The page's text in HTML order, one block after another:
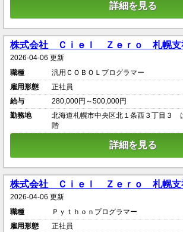
詳細を見る
株式会社 Ｃｉｅｌ Ｚｅｒｏ 札幌支
2026-04-06 更新
職種
汎用ＣＯＢＯＬプログラマー
雇用形態
正社員
給与
280,000円～500,000円
勤務地
北海道札幌市中央区北１条西３丁目３
階
詳細を見る
株式会社 Ｃｉｅｌ Ｚｅｒｏ 札幌支
2026-04-06 更新
職種
Ｐｙｔｈｏｎプログラマー
雇用形態
正社員